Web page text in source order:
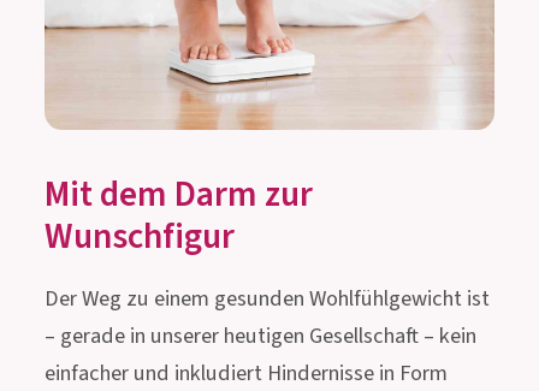
Mit dem Darm zur
Wunschfigur
Der Weg zu einem gesunden Wohlfühlgewicht ist
– gerade in unserer heutigen Gesellschaft – kein
einfacher und inkludiert Hindernisse in Form